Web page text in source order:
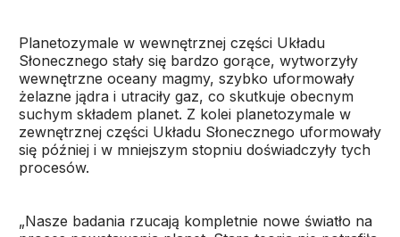
Planetozymale w wewnętrznej części Układu
Słonecznego stały się bardzo gorące, wytworzyły
wewnętrzne oceany magmy, szybko uformowały
żelazne jądra i utraciły gaz, co skutkuje obecnym
suchym składem planet. Z kolei planetozymale w
zewnętrznej części Układu Słonecznego uformowały
się później i w mniejszym stopniu doświadczyły tych
procesów.
„Nasze badania rzucają kompletnie nowe światło na